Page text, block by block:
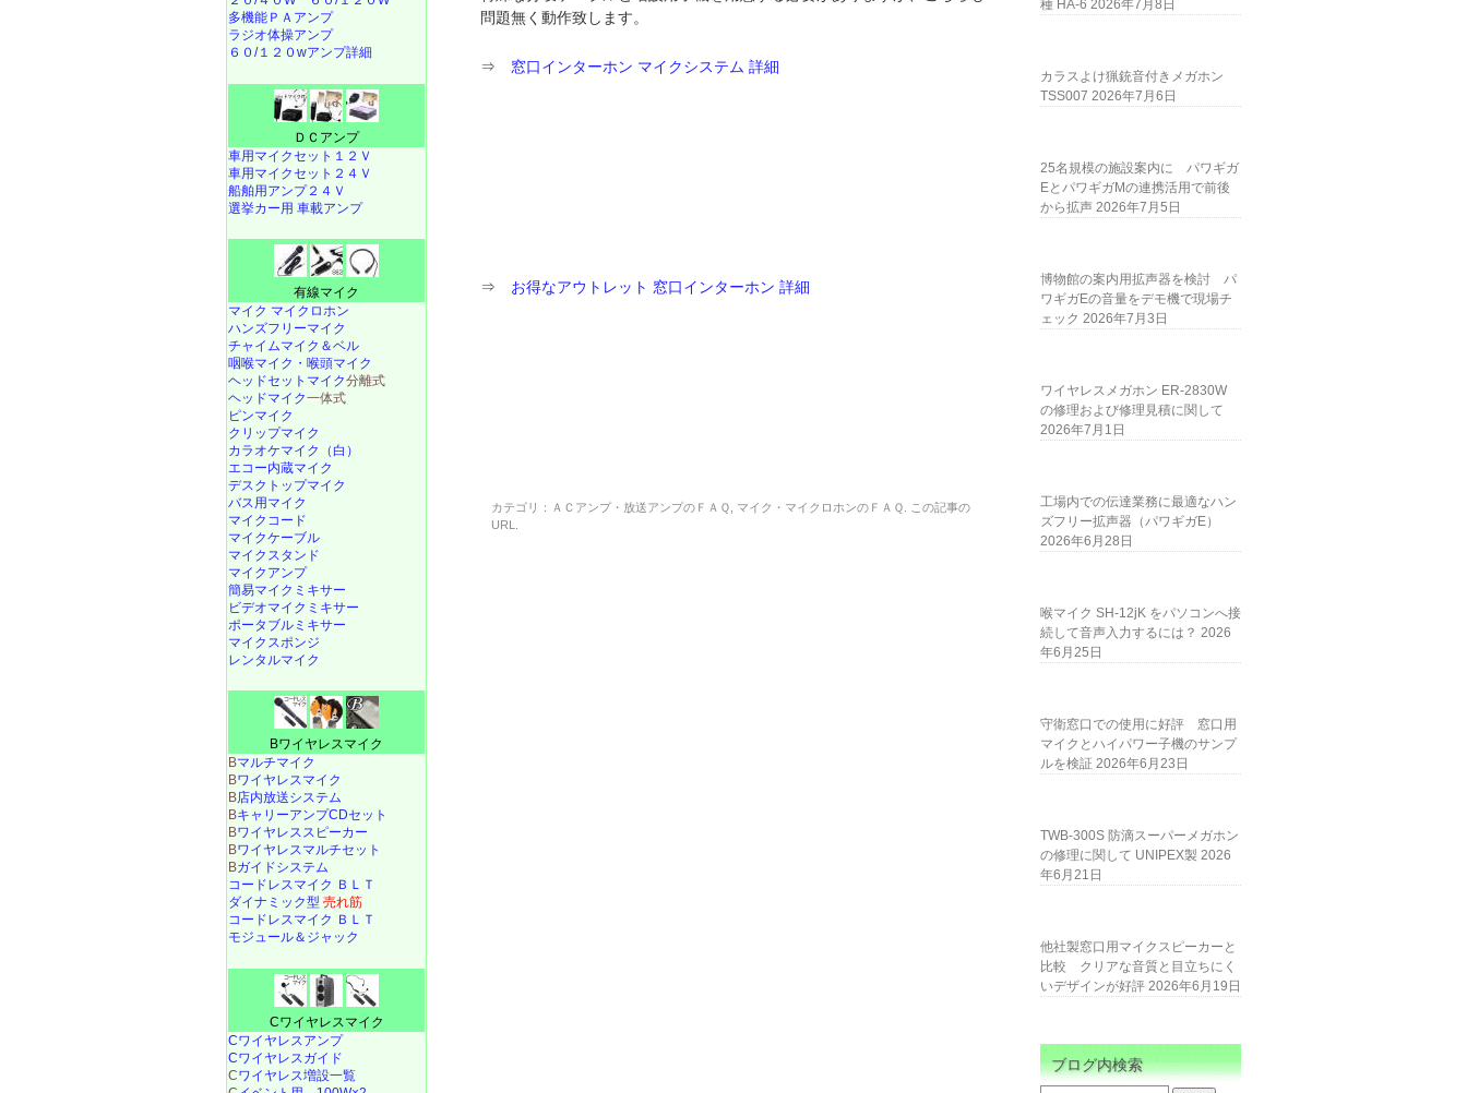
問題無く動作致します。
⇒ 窓口インターホン マイクシステム 詳細
⇒ お得なアウトレット 窓口インターホン 詳細
カテゴリ： ＡＣアンプ・放送アンプのＦＡＱ, マイク・マイクロホンのＦＡＱ. この記事の
URL.
多機能ＰＡアンプ
ラジオ体操アンプ
６０/１２０wアンプ詳細
ＤＣアンプ
車用マイクセット１２Ｖ
車用マイクセット２４Ｖ
船舶用アンプ２４Ｖ
選挙カー用 車載アンプ
有線マイク
マイク マイクロホン
ハンズフリーマイク
チャイムマイク＆ベル
咽喉マイク・喉頭マイク
ヘッドセットマイク分離式
ヘッドマイク一体式
ピンマイク
クリップマイク
カラオケマイク（白）
エコー内蔵マイク
デスクトップマイク
バス用マイク
マイクコード
マイクケーブル
マイクスタンド
マイクアンプ
簡易マイクミキサー
ビデオマイクミキサー
ポータブルミキサー
マイクスポンジ
レンタルマイク
Bワイヤレスマイク
Bマルチマイク
Bワイヤレスマイク
B店内放送システム
BキャリーアンプCDセット
Bワイヤレススピーカー
Bワイヤレスマルチセット
Bガイドシステム
コードレスマイク ＢＬＴ
ダイナミック型 売れ筋
コードレスマイク ＢＬＴ
モジュール＆ジャック
Cワイヤレスマイク
Cワイヤレスアンプ
Cワイヤレスガイド
Cワイヤレス増設一覧
種 HA-6 2026年7月8日
カラスよけ猟銃音付きメガホン
TSS007 2026年7月6日
25名規模の施設案内に パワギガ
EとパワギガMの連携活用で前後
から拡声 2026年7月5日
博物館の案内用拡声器を検討 パ
ワギガEの音量をデモ機で現場チ
ェック 2026年7月3日
ワイヤレスメガホン ER-2830W
の修理および修理見積に関して
2026年7月1日
工場内での伝達業務に最適なハン
ズフリー拡声器（パワギガE）
2026年6月28日
喉マイク SH-12jK をパソコンへ接
続して音声入力するには？ 2026
年6月25日
守衛窓口での使用に好評 窓口用
マイクとハイパワー子機のサンプ
ルを検証 2026年6月23日
TWB-300S 防滴スーパーメガホン
の修理に関して UNIPEX製 2026
年6月21日
他社製窓口用マイクスピーカーと
比較 クリアな音質と目立ちにく
いデザインが好評 2026年6月19日
ブログ内検索